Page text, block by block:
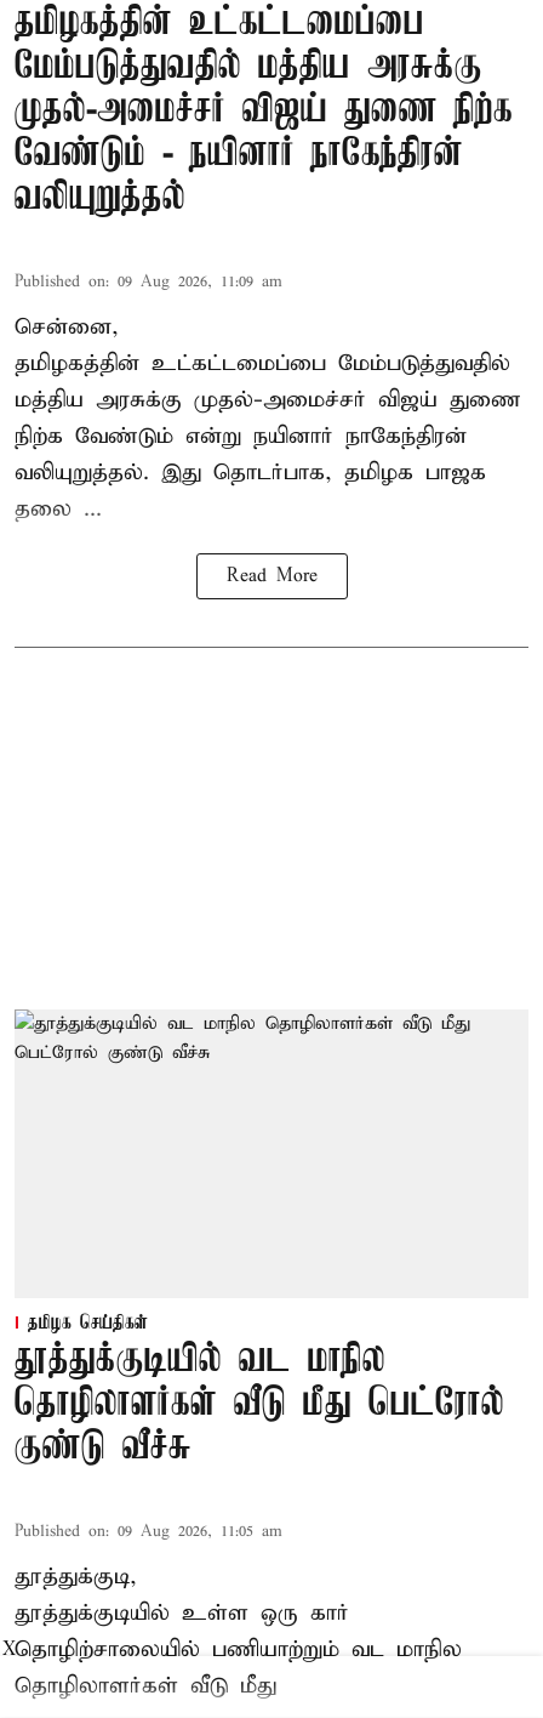
தமிழகத்தின் உட்கட்டமைப்பை
மேம்படுத்துவதில் மத்திய அரசுக்கு
முதல்-அமைச்சர் விஜய் துணை நிற்க
வேண்டும் - நயினார் நாகேந்திரன்
வலியுறுத்தல்
Published on: 09 Aug 2026, 11:09 am
சென்னை,
தமிழகத்தின் உட்கட்டமைப்பை மேம்படுத்துவதில்
மத்திய அரசுக்கு முதல்-அமைச்சர் விஜய் துணை
நிற்க வேண்டும் என்று நயினார் நாகேந்திரன்
வலியுறுத்தல். இது தொடர்பாக, தமிழக பாஜக
தலை ...
Read More
தமிழக செய்திகள்
தூத்துக்குடியில் வட மாநில
தொழிலாளர்கள் வீடு மீது பெட்ரோல்
குண்டு வீச்சு
Published on: 09 Aug 2026, 11:05 am
தூத்துக்குடி,
தூத்துக்குடியில் உள்ள ஒரு கார்
தொழிற்சாலையில் பணியாற்றும் வட மாநில
தொழிலாளர்கள் வீடு மீது
X